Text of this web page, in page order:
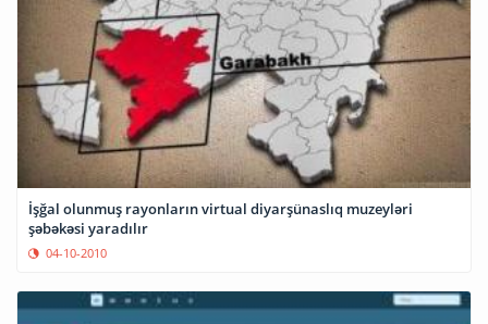
İşğal olunmuş rayonların virtual diyarşünaslıq muzeyləri
şəbəkəsi yaradılır
04-10-2010